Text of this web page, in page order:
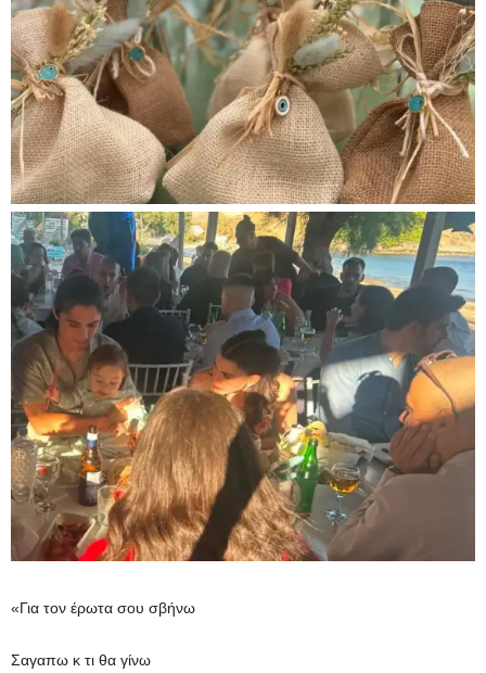
«Για τον έρωτα σου σβήνω
Σαγαπω κ τι θα γίνω